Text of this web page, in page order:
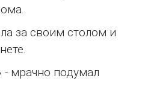
за своим столом и
- мрачно подумал